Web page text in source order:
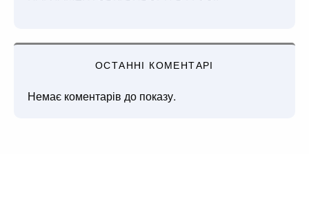
ОСТАННІ КОМЕНТАРІ
Немає коментарів до показу.